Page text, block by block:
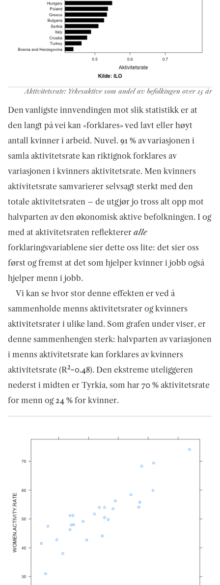
Aktivitetsrate: Yrkesaktive som andel av befolkingen over 15 år
Den vanligste innvendingen mot slik statistikk er at
den langt på vei kan «forklares» ved lavt eller høyt
antall kvinner i arbeid. Nuvel. 91 % av variasjonen i
samla aktivitetsrate kan riktignok forklares av
variasjonen i kvinners aktivitetsrate. Men kvinners
aktivitetsrate samvarierer selvsagt sterkt med den
totale aktivitetsraten – de utgjør jo tross alt opp mot
halvparten av den økonomisk aktive befolkningen. I og
med at aktivitetsraten reflekterer alle
forklaringsvariablene sier dette oss lite: det sier oss
først og fremst at det som hjelper kvinner i jobb også
hjelper menn i jobb.
Vi kan se hvor stor denne effekten er ved å
sammenholde menns aktivitetsrater og kvinners
aktivitetsrater i ulike land. Som grafen under viser, er
denne sammenhengen sterk: halvparten av variasjonen
i menns aktivitetsrate kan forklares av kvinners
aktivitetsrate (R²=0.48). Den ekstreme uteliggeren
nederst i midten er Tyrkia, som har 70 % aktivitetsrate
for menn og 24 % for kvinner.